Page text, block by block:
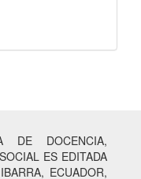
DE DOCENCIA,
ES EDITADA
ECUADOR,